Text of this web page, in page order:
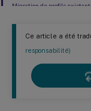
Ce article a été
responsabilité)
Migration de profils